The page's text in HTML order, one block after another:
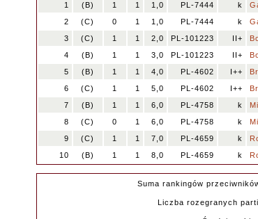
1
(B) 1 1 1,0 PL-7444 k
2
(C) 0 1 1,0 PL-7444 k
3
(C) 1 1 2,0 PL-101223 II+
4
(B) 1 1 3,0 PL-101223 II+
5
(B) 1 1 4,0 PL-4602 I++
6
(C) 1 1 5,0 PL-4602 I++
7
(B) 1 1 6,0 PL-4758 k
8
(C) 0 1 6,0 PL-4758 k
9
(C) 1 1 7,0 PL-4659 k
10
(B) 1 1 8,0 PL-4659 k
Suma rankingów
Liczba rozegranych